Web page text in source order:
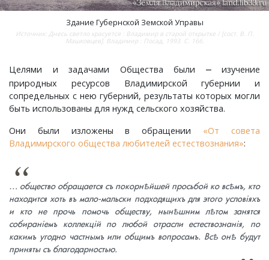
Здание Губернской Земской Управы
Источник: Днесь светло красуется : Владимир в старой открытке / [сост. В. П.
Машковцев]. Владимир : Посад, 1993. С. 166.
Целями и задачами Общества были –изучение
природных ресурсов Владимирской губернии и
сопредельных с нею губерний, результаты которых могли
быть использованы для нужд сельского хозяйства.
Они были изложены в обращении «От совета
Владимирского общества любителей естествознания»:
… общество обращается съ покорнѣйшей просьбой ко всѣмъ, кто
находится хоть въ мало-мальски подходящихъ для этого условiяхъ
и кто не прочь помочь обществу, нынѣшним лѣтом занятся
собиранiемъ коллекцiй по любой отрасли естествознанiя, по
какимъ угодно частнымъ или общимъ вопросамъ. Всѣ онѣ будут
приняты съ благодарностью.
Шатнево, деревня
Каменово, деревня
Карякино, деревня
Кижаны, деревня
Кирюшино, деревня
Коверино, село
Колосово, деревня
Константиновка, деревня
Санаторий имени Абельмана, поселок
Сенино, деревня
Сергейцево, деревня
Смехра, деревня
Смолино, село
Тынцы, село
Федотово, деревня
Черсево, село